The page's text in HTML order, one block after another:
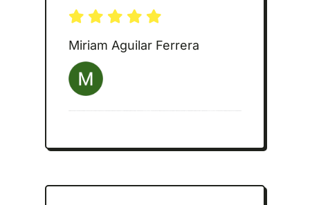
Miriam Aguilar Ferrera